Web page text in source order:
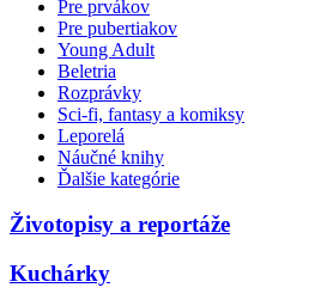
Pre prvákov
Pre pubertiakov
Young Adult
Beletria
Rozprávky
Sci-fi, fantasy a komiksy
Leporelá
Náučné knihy
Ďalšie kategórie
Životopisy a reportáže
Kuchárky